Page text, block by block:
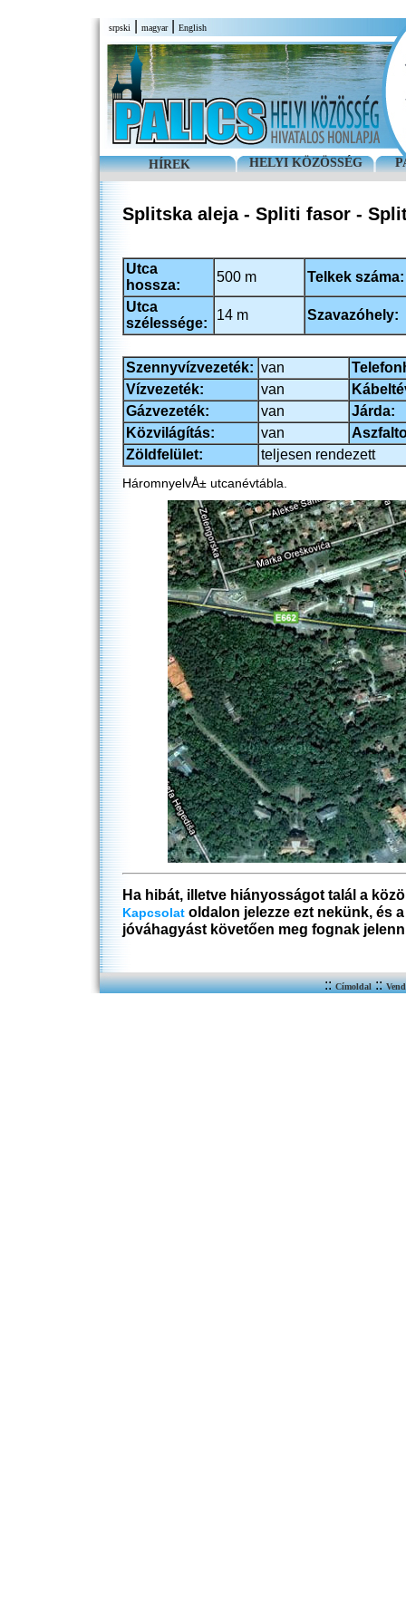
srpski magyar| English
HÍREK HELYI KÖZÖSSÉG
Splitska aleja - Spliti fasor -
Utca
hossza:
500 m
Telkek száma:
Utca
szélessége:
14 m Szavazóhely:
Szennyvízvezeték: van
Vízvezeték:
van
Gázvezeték:
van
Járda:
Közvilágítás:
van
Zöldfelület:
teljesen rendezett
HáromnyelvÅ± utcanévtábla.
Ha hibát, illetve hiányosságot talál a
Kapcsolat oldalon jelezze ezt nekünk, és
jóváhagyást követően meg fognak
::Címoldal::